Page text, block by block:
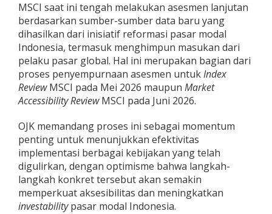
MSCI saat ini tengah melakukan asesmen lanjutan
berdasarkan sumber-sumber data baru yang
dihasilkan dari inisiatif reformasi pasar modal
Indonesia, termasuk menghimpun masukan dari
pelaku pasar global. Hal ini merupakan bagian dari
proses penyempurnaan asesmen untukIndex
ReviewMSCI pada Mei 2026 maupun Market
Accessibility ReviewMSCI pada Juni 2026.
OJK memandang proses ini sebagai momentum
penting untuk menunjukkan efektivitas
implementasi berbagai kebijakan yang telah
digulirkan, dengan optimisme bahwa langkah-
langkah konkret tersebut akan semakin
memperkuat aksesibilitas dan meningkatkan
investabilitypasar modal Indonesia.